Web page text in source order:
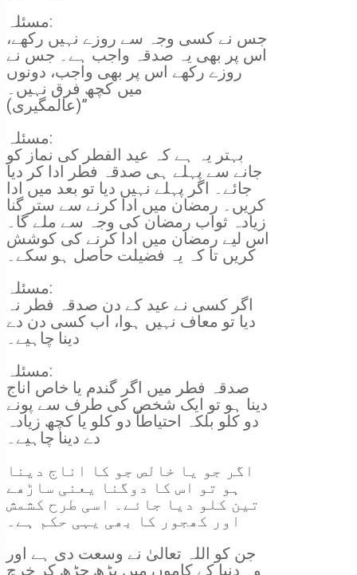
مسئلہ:
جس نے کسی وجہ سے روزے نہیں رکھے،
اس پر بھی یہ صدقہ واجب ہے۔ جس نے
روزے رکھے اس پر بھی واجب، دونوں
میں کچھ فرق نہیں۔
(عالمگیری)”
مسئلہ:
بہتر یہ ہے کہ عید الفطر کی نماز کو
جانے سے پہلے ہی صدقہ فطر ادا کر دیا
جائے۔ اگر پہلے نہیں دیا تو بعد میں ادا
کریں۔ رمضان میں ادا کرنے سے ستر گنا
زیادہ ثواب رمضان کی وجہ سے ملے گا۔
اس لیے رمضان میں ادا کرنے کی کوشش
کریں تا کہ یہ فضیلت حاصل ہو سکے۔
مسئلہ:
اگر کسی نے عید کے دن صدقہ فطر نہ
دیا تو معاف نہیں ہوا، اب کسی دن دے
دینا چاہیے۔
مسئلہ:
صدقہ فطر میں اگر گندم یا خاص اناج
دینا ہو تو ایک شخص کی طرف سے پونے
دو کلو بلکہ احتیاطاً دو کلو یا کچھ زیادہ
دے دینا چاہیے۔
اگر جو یا خالص جو کا اناج دینا
ہو تو اس کا دوگنا یعنی ساڑھے
تین کلو دیا جائے۔ اسی طرح کشمش
اور کھجور کا بھی یہی حکم ہے۔
جن کو اللہ تعالیٰ نے وسعت دی ہے اور
وہ دنیا کے کاموں میں بڑھ چڑھ کر خرچ